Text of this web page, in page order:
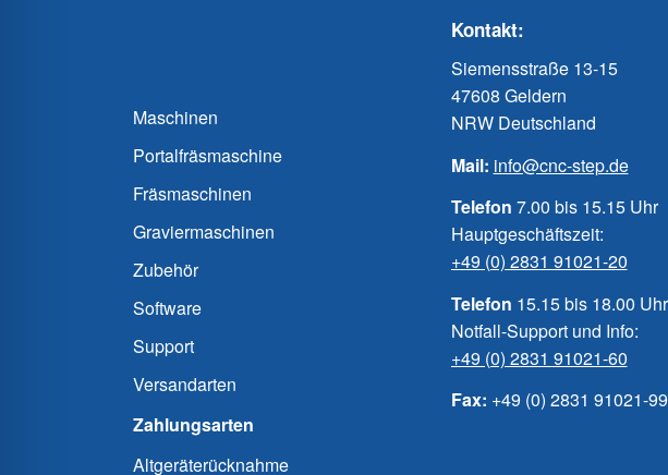
Maschinen
Portalfräsmaschine
Fräsmaschinen
Graviermaschinen
Zubehör
Software
Support
Versandarten
Zahlungsarten
Altgeräterücknahme
Kontakt:
Siemensstraße 13-15
47608 Geldern
NRW Deutschland
Mail: info@cnc-step.de
Telefon 7.00 bis 15.15 Uhr
Hauptgeschäftszeit:
+49 (0) 2831 91021-20
Telefon 15.15 bis 18.00 Uhr
Notfall-Support und Info:
+49 (0) 2831 91021-60
Fax: +49 (0) 2831 91021-99